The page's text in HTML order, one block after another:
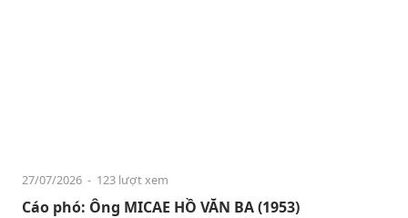
27/07/2026 - 123 lượt xem
Cáo phó: Ông MICAE HỒ VĂN BA (1953)